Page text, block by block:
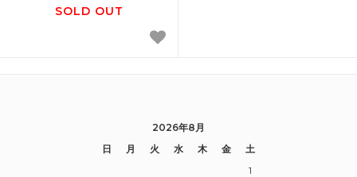
SOLD OUT
2026年8月
日
月 火 水 木 金
土
1